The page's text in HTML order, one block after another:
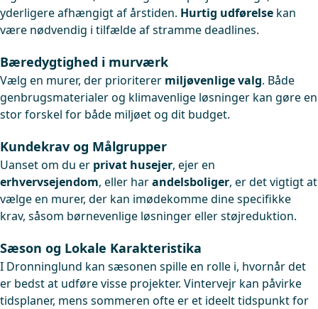
yderligere afhængigt af årstiden. Hurtig udførelse kan
være nødvendig i tilfælde af stramme deadlines.
Bæredygtighed i murværk
Vælg en murer, der prioriterer miljøvenlige valg. Både
genbrugsmaterialer og klimavenlige løsninger kan gøre en
stor forskel for både miljøet og dit budget.
Kundekrav og Målgrupper
Uanset om du er privat husejer, ejer en
erhvervsejendom, eller harandelsboliger, er det vigtigt at
vælge en murer, der kan imødekomme dine specifikke
krav, såsom børnevenlige løsninger eller støjreduktion.
Sæson og Lokale Karakteristika
I Dronninglund kan sæsonen spille en rolle i, hvornår det
er bedst at udføre visse projekter. Vintervejr kan påvirke
tidsplaner, mens sommeren ofte er et ideelt tidspunkt for